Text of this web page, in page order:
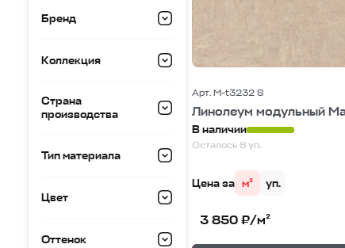
Бренд
Коллекция
Страна
производства
Тип материала
Цвет
Оттенок
Арт. M-t3232 S
Линолеум модульный
В наличии
Осталось 8 уп.
Цена за м² уп.
3 850 ₽/м²